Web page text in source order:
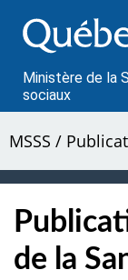
au
contenu
Ministère de la
sociaux
MSSS /
de la